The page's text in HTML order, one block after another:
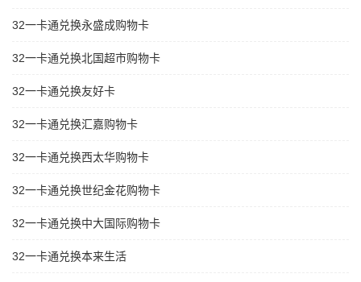
32一卡通兑换永盛成购物卡
32一卡通兑换北国超市购物卡
32一卡通兑换友好卡
32一卡通兑换汇嘉购物卡
32一卡通兑换西太华购物卡
32一卡通兑换世纪金花购物卡
32一卡通兑换中大国际购物卡
32一卡通兑换本来生活